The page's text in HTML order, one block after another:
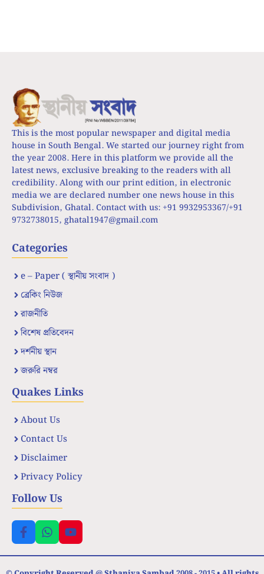
This is the most popular newspaper and digital media
house in South Bengal. We started our journey right from
the year 2008. Here in this platform we provide all the
latest news, exclusive breaking to the readers with all
credibility. Along with our print edition, in electronic
media we are declared number one news house in this
Subdivision, Ghatal. Contact with us: +91 9932953367/+91
9732738015, ghatal1947@gmail.com
Categories
e – Paper ( স্থানীয় সংবাদ )
ব্রেকিং নিউজ
রাজনীতি
বিশেষ প্রতিবেদন
দর্শনীয় স্থান
জরুরি নম্বর
Quakes Links
About Us
Contact Us
Disclaimer
Privacy Policy
Follow Us